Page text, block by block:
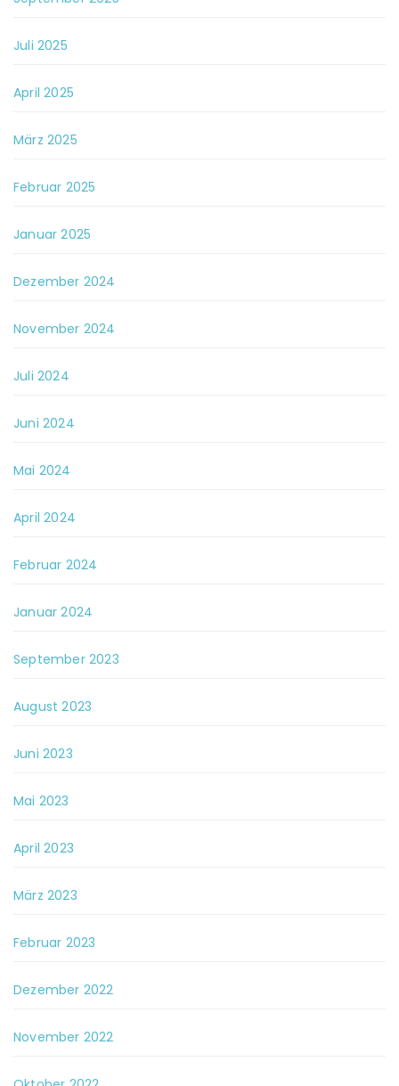
Juli 2025
April 2025
März 2025
Februar 2025
Januar 2025
Dezember 2024
November 2024
Juli 2024
Juni 2024
Mai 2024
April 2024
Februar 2024
Januar 2024
September 2023
August 2023
Juni 2023
Mai 2023
April 2023
März 2023
Februar 2023
Dezember 2022
November 2022